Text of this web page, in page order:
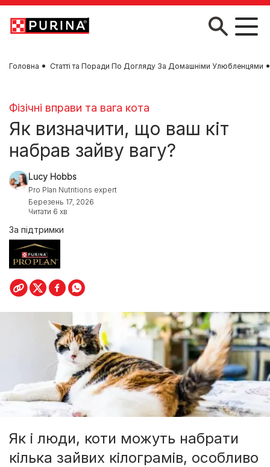
Skip to main content
Головна Статті та Поради По Догляду За Домашніми Улюбленцями
Фізічні вправи та вага кота
Як визначити, що ваш кіт
набрав зайву вагу?
Lucy Hobbs
Pro Plan Nutritions expert
Березень 17, 2026
Читати 6 хв
За підтримки
Як і люди, коти можуть набрати
кілька зайвих кілограмів, особливо